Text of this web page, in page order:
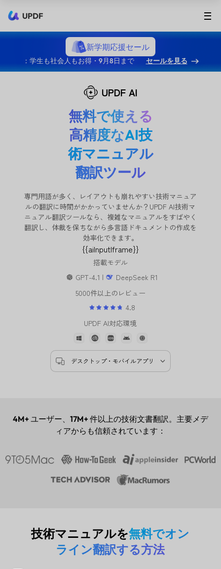
UPDF
新学期応援セール
：学生も社会人もお得・9月8日まで セールを見る
UPDF AI
無料で使える
高精度なAI技
術マニュアル
翻訳ツール
専門用語が多く、レイアウトも崩れやすい技術マニュア
ルの翻訳に時間がかかっていませんか？UPDF AI技術マ
ニュアル翻訳ツールなら、複雑なマニュアルをすばやく
翻訳し、体裁を保ちながら多言語ドキュメントの作成を
効率化できます。
{{aiInputIframe}}
搭載モデル
5000件以上のレビュー
4.8
UPDF AI対応環境
4M+ ユーザー、 17M+ 件以上の技術文書翻訳。主要メデ
ィアからも信頼されています：
技術マニュアルを無料でオン
ライン翻訳する方法